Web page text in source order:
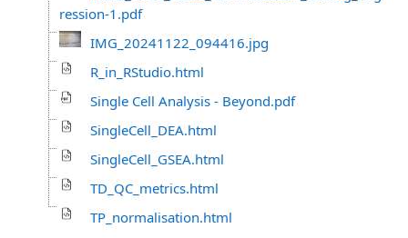
ression-1.pdf
IMG_20241122_094416.jpg
R_in_RStudio.html
Single Cell Analysis - Beyond.pdf
SingleCell_DEA.html
SingleCell_GSEA.html
TD_QC_metrics.html
TP_normalisation.html